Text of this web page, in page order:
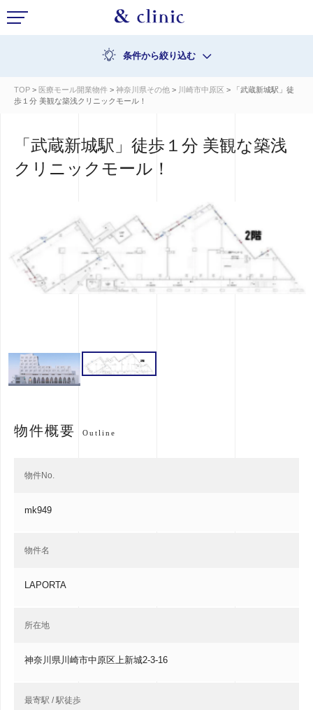
条件から絞り込む
TOP > 医療モール開業物件 > 神奈川県その他 > 川崎市中原区 > 「武蔵新城駅」徒
歩１分 美観な築浅クリニックモール！
「武蔵新城駅」徒歩１分 美観な築浅
クリニックモール！
物件概要 Outline
物件No.
mk949
物件名
LAPORTA
所在地
神奈川県川崎市中原区上新城2-3-16
最寄駅 / 駅徒歩